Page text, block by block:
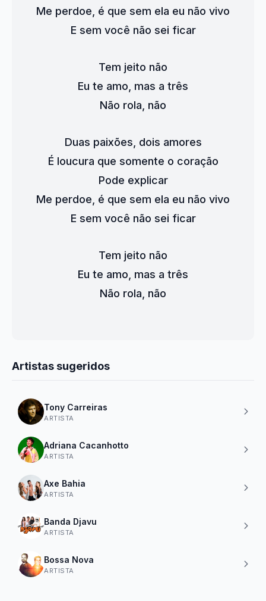
Me perdoe, é que sem ela eu não vivo
E sem você não sei ficar
Tem jeito não
Eu te amo, mas a três
Não rola, não
Duas paixões, dois amores
É loucura que somente o coração
Pode explicar
Me perdoe, é que sem ela eu não vivo
E sem você não sei ficar
Tem jeito não
Eu te amo, mas a três
Não rola, não
Artistas sugeridos
Tony Carreiras
ARTISTA
Adriana Cacanhotto
ARTISTA
Axe Bahia
ARTISTA
Banda Djavu
ARTISTA
Bossa Nova
ARTISTA